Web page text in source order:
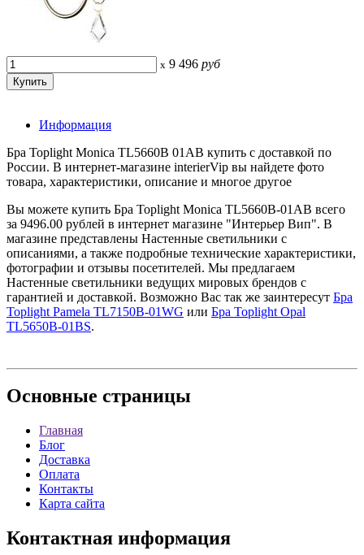
x 9 496 руб
Информация
Бра Toplight Monica TL5660B 01AB купить с доставкой по
России. В интернет-магазине interierVip вы найдете фото
товара, характеристики, описание и многое другое
Вы можете купить Бра Toplight Monica TL5660B-01AB всего
за 9496.00 рублей в интернет магазине "Интерьер Вип". В
магазине представлены Настенные светильники с
описаниями, а также подробные технические характеристики,
фотографии и отзывы посетителей. Мы предлагаем
Настенные светильники ведущих мировых брендов с
гарантией и доставкой. Возможно Вас так же заинтересут Бра
Toplight Pamela TL7150B-01WG или Бра Toplight Opal
TL5650B-01BS.
Основные страницы
Главная
Блог
Доставка
Оплата
Контакты
Карта сайта
Контактная информация